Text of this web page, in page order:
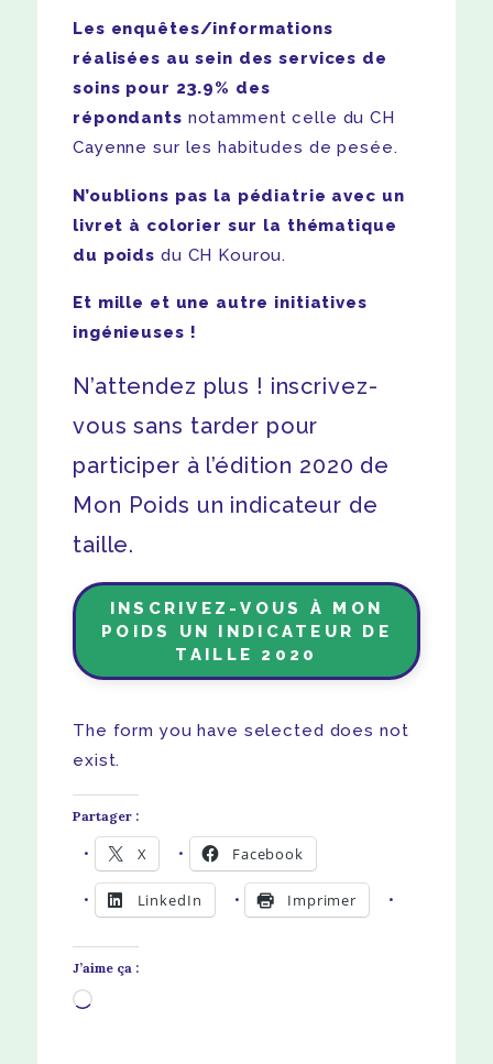
Les enquêtes/informations
réalisées au sein des services de
soins pour 23.9% des
répondants notamment celle du CH
Cayenne sur les habitudes de pesée.
N’oublions pas la pédiatrie avec un
livret à colorier sur la thématique
du poids du CH Kourou.
Et mille et une autre initiatives
ingénieuses !
N’attendez plus ! inscrivez-
vous sans tarder pour
participer à l’édition 2020 de
Mon Poids un indicateur de
taille.
INSCRIVEZ-VOUS À MON
POIDS UN INDICATEUR DE
TAILLE 2020
The form you have selected does not
exist.
Partager :
X Facebook
LinkedIn Imprimer
J’aime ça :